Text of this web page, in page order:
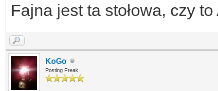
Fajna jest ta stołowa, czy
KoGo
Posting Freak